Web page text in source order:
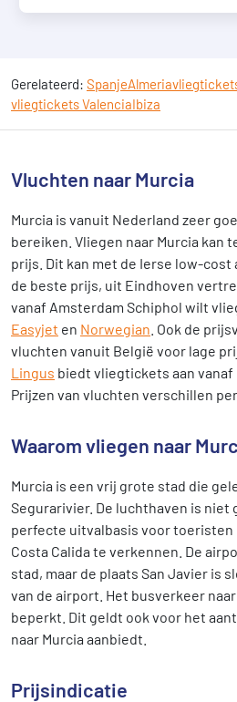
Gerelateerd: SpanjeAlmeria
vliegtickets ValenciaIbiza
Vluchten naar Murcia
Murcia is vanuit Nederland zeer
bereiken. Vliegen naar Murcia kan
prijs. Dit kan met de Ierse low-cost
de beste prijs, uit Eindhoven
vanaf Amsterdam Schiphol wilt
Easyjet en Norwegian . Ook de
vluchten vanuit België voor lage
Lingus biedt vliegtickets aan vanaf
Prijzen van vluchten verschillen
Waarom vliegen naar
Murcia is een vrij grote stad die
Segurarivier. De luchthaven is niet
perfecte uitvalbasis voor toeristen
Costa Calida te verkennen. De
stad, maar de plaats San Javier is
van de airport. Het busverkeer
beperkt. Dit geldt ook voor het
naar Murcia aanbiedt.
Prijsindicatie